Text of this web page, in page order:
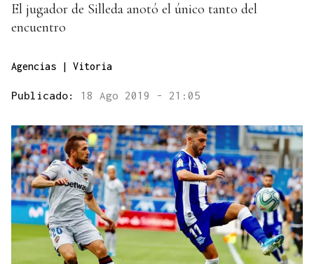
El jugador de Silleda anotó el único tanto del
encuentro
Agencias | Vitoria
Publicado: 18 Ago 2019 - 21:05